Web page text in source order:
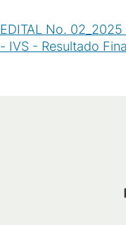
EDITAL No. 02_2025
- IVS - Resultado